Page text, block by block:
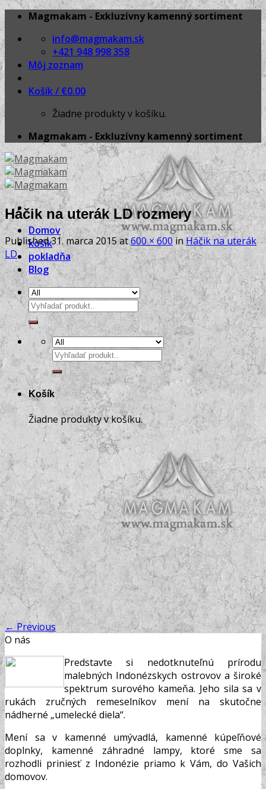
Skip
to
content
Magmakam - Exkluzívny kamenný sortiment
info@magmakam.sk
+421 948 998 358
Môj zoznam
Košík / €0.00
Žiadne produkty v košíku.
Magmakam - Exkluzívny kamenný sortiment
Domov
košík
pokladňa
Blog
Hľadať:
Hľadať:
Košík
Žiadne produkty v košíku.
Háčik na uterák LD rozmery
Published31. marca 2015at600 × 600inHáčik na uterák
LD
←Previous
O nás
Predstavte si nedotknuteľnú prírodu
malebných Indonézskych ostrovov a široké
spektrum surového kameňa. Jeho sila sa v
rukách zručných remeselníkov mení na skutočne
nádherné „umelecké diela“.
Mení sa v kamenné umývadlá, kamenné kúpeľňové
doplnky, kamenné záhradné lampy, ktoré sme sa
rozhodli priniesť z Indonézie priamo k Vám, do Vašich
domovov.